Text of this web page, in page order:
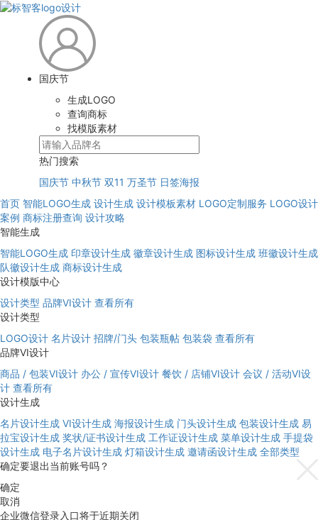
国庆节
生成LOGO
查询商标
找模版素材
热门搜索
国庆节 中秋节 双11 万圣节 日签海报
首页 智能LOGO生成 设计生成 设计模板素材 LOGO定制服务 LOGO设计
案例 商标注册查询 设计攻略
智能生成
智能LOGO生成 印章设计生成 徽章设计生成 图标设计生成 班徽设计生成
队徽设计生成 商标设计生成
设计模版中心
设计类型 品牌VI设计 查看所有
设计类型
LOGO设计 名片设计 招牌/门头 包装瓶帖 包装袋 查看所有
品牌VI设计
商品 / 包装VI设计 办公 / 宣传VI设计 餐饮 / 店铺VI设计 会议 / 活动VI设
计 查看所有
设计生成
名片设计生成 VI设计生成 海报设计生成 门头设计生成 包装设计生成 易
拉宝设计生成 奖状/证书设计生成 工作证设计生成 菜单设计生成 手提袋
设计生成 电子名片设计生成 灯箱设计生成 邀请函设计生成 全部类型
确定要退出当前账号吗？
确定
取消
企业微信登录入口将于近期关闭